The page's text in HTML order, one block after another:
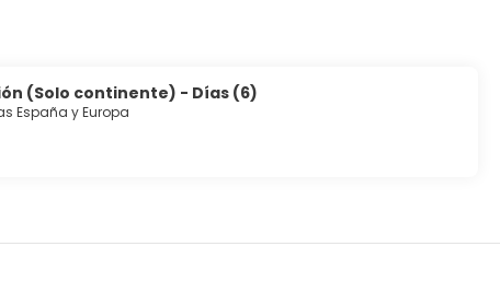
(Solo continente) - Días (6)
España y Europa